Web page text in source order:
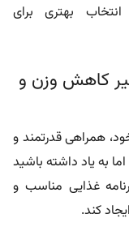
بهتری برای
کاهش وزن و
همراهی قدرتمند و
به یاد داشته باشید
غذایی مناسب و
کند.